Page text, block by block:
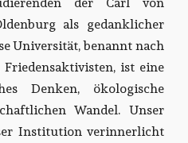
als gedanklicher
Universität, benannt nach
ist eine
Denken, ökologische
Wandel. Unser
Institution verinnerlicht